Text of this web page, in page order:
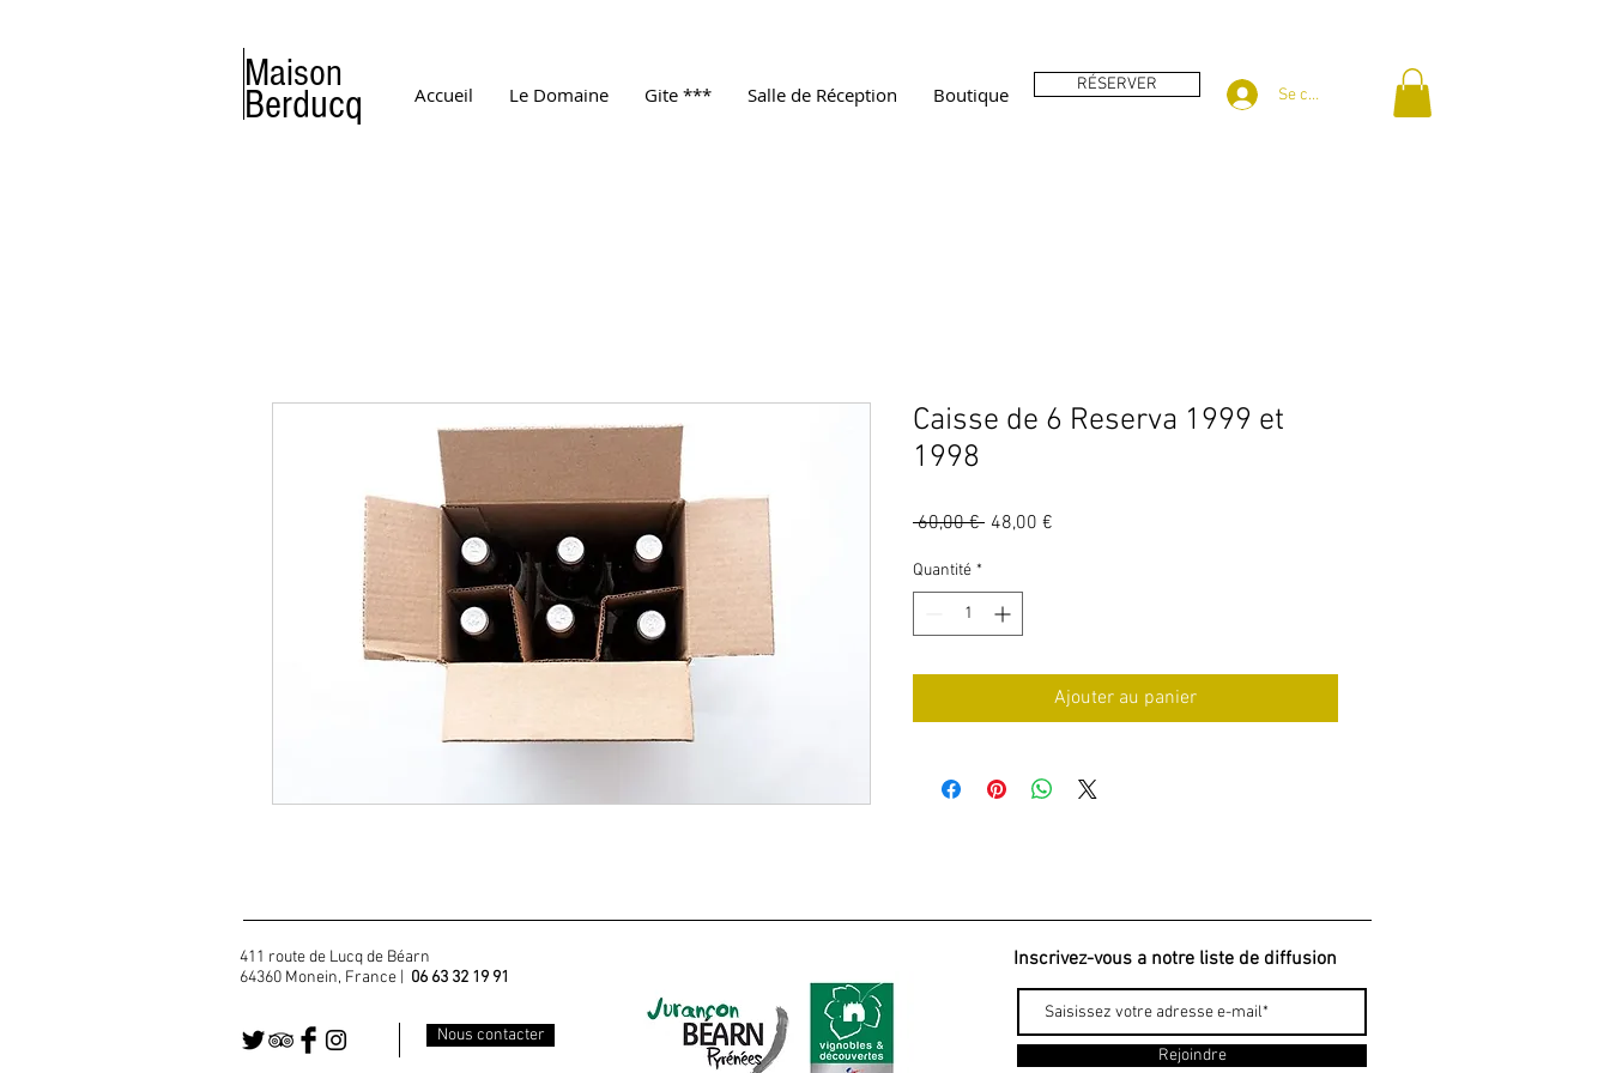
Maison
Berducq Accueil Le Domaine Gite *** Salle de Réception Boutique RÉSERVER Se connecter
Caisse de 6 Reserva 1999 et
1998
60,00 € Prix
48,00 €
Quantité *
Ajouter au panier
411 route de Lucq de Béarn
64360 Monein, France | 06 63 32 19 91
Nous contacter
Inscrivez-vous a notre liste de diffusion
Rejoindre